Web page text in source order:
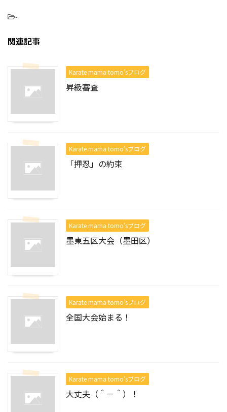
-
関連記事
Karate mama tomo’sブログ
昇級審査
Karate mama tomo’sブログ
「押忍」の約束
Karate mama tomo’sブログ
墨東五区大会（墨田区）
Karate mama tomo’sブログ
全国大会始まる！
Karate mama tomo’sブログ
大丈夫（＾－＾）！